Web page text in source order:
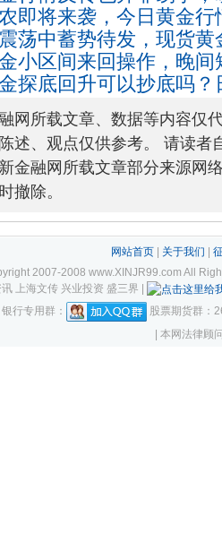
26
即将来袭，今日黄金
荡中蓄势待发，现货
小区间来回操作，晚
探底回升可以抄底吗
网所载文章、数据等内容仅
述、观点仅供参考。 请读者
金融网所载文章部分来源网
撤除。
网站首页| 关于我们
2007-2008 www.XINJR99.com All
上海文传 兴业投资 盛三界 |
银行专用群：
股票期货群：
| 本网法律顾